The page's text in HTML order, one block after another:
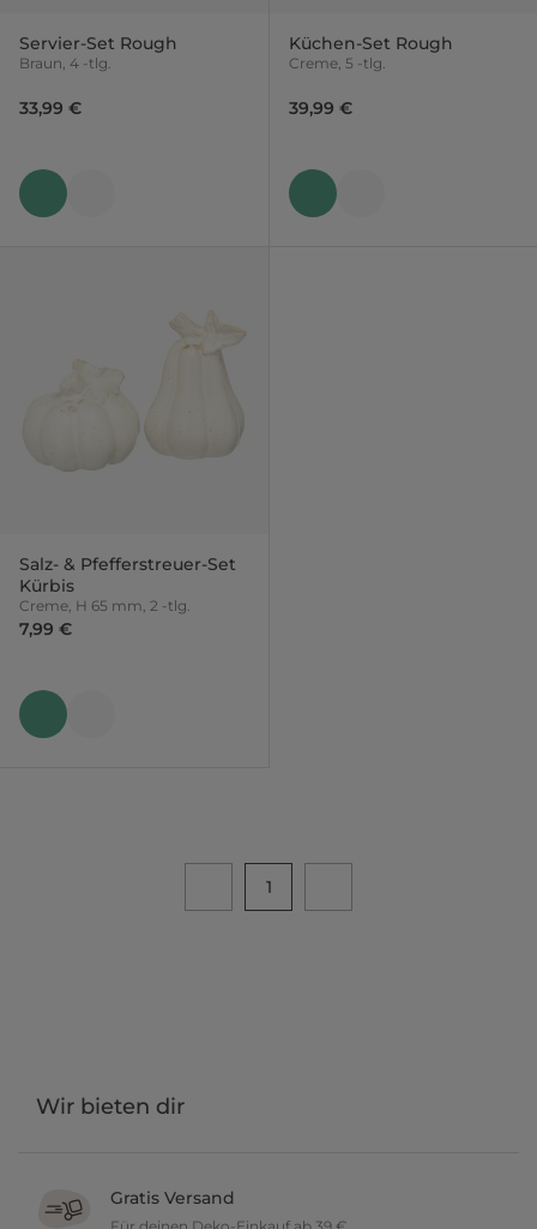
Servier-Set Rough
Braun, 4 -tlg.
33,99 €
Küchen-Set Rough
Creme, 5 -tlg.
39,99 €
Salz- & Pfefferstreuer-Set
Kürbis
Creme, H 65 mm, 2 -tlg.
7,99 €
1
Wir bieten dir
Gratis Versand